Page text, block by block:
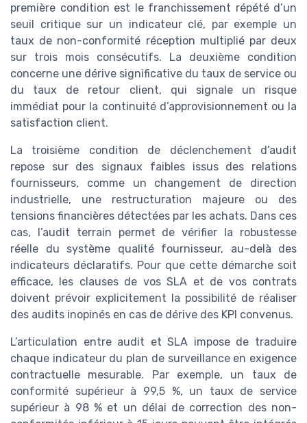
première condition est le franchissement répété d’un
seuil critique sur un indicateur clé, par exemple un
taux de non-conformité réception multiplié par deux
sur trois mois consécutifs. La deuxième condition
concerne une dérive significative du taux de service ou
du taux de retour client, qui signale un risque
immédiat pour la continuité d’approvisionnement ou la
satisfaction client.
La troisième condition de déclenchement d’audit
repose sur des signaux faibles issus des relations
fournisseurs, comme un changement de direction
industrielle, une restructuration majeure ou des
tensions financières détectées par les achats. Dans ces
cas, l’audit terrain permet de vérifier la robustesse
réelle du système qualité fournisseur, au-delà des
indicateurs déclaratifs. Pour que cette démarche soit
efficace, les clauses de vos SLA et de vos contrats
doivent prévoir explicitement la possibilité de réaliser
des audits inopinés en cas de dérive des KPI convenus.
L’articulation entre audit et SLA impose de traduire
chaque indicateur du plan de surveillance en exigence
contractuelle mesurable. Par exemple, un taux de
conformité supérieur à 99,5 %, un taux de service
supérieur à 98 % et un délai de correction des non-